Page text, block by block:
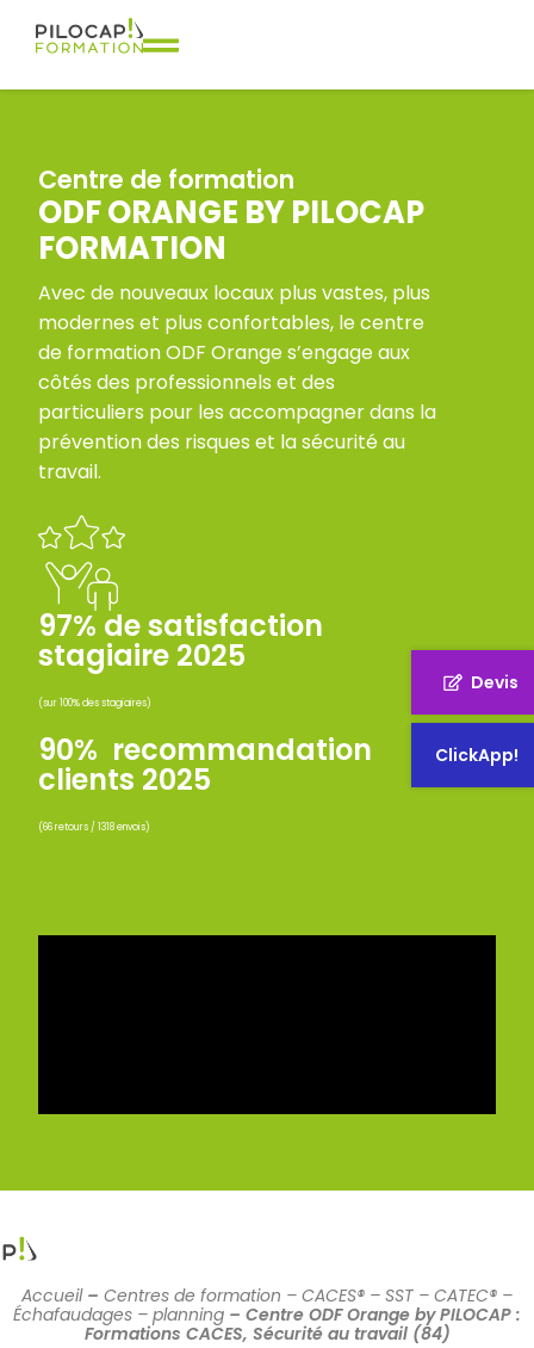
Devis
ClickApp!
Centre de formation
ODF ORANGE BY PILOCAP
FORMATION
Avec de nouveaux locaux plus vastes, plus
modernes et plus confortables, le centre
de formation ODF Orange s’engage aux
côtés des professionnels et des
particuliers pour les accompagner dans la
prévention des risques et la sécurité au
travail.
97% de satisfaction
stagiaire 2025
(sur 100% des stagiaires)
90% recommandation
clients 2025
(66 retours / 1318 envois)
Accueil– Centres de formation – CACES® – SST – CATEC® –
Échafaudages – planning – Centre ODF Orange by PILOCAP :
Formations CACES, Sécurité au travail (84)